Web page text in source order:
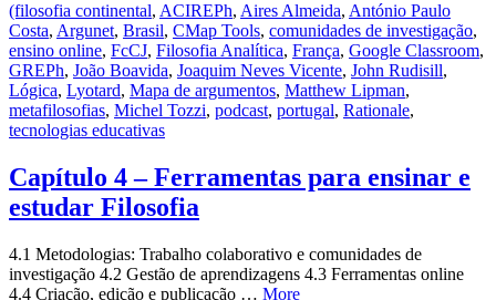
(filosofia continental, ACIREPh, Aires Almeida, António Paulo
Costa, Argunet, Brasil, CMap Tools, comunidades de investigação,
ensino online, FcCJ, Filosofia Analítica, França, Google Classroom,
GREPh, João Boavida, Joaquim Neves Vicente, John Rudisill,
Lógica, Lyotard, Mapa de argumentos, Matthew Lipman,
metafilosofias, Michel Tozzi, podcast, portugal, Rationale,
tecnologias educativas
Capítulo 4 – Ferramentas para ensinar e
estudar Filosofia
4.1 Metodologias: Trabalho colaborativo e comunidades de
investigação 4.2 Gestão de aprendizagens 4.3 Ferramentas online
4.4 Criação, edição e publicação … More